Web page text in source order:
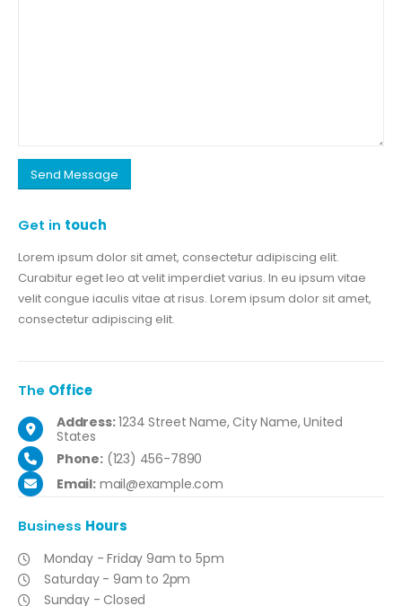
Get in touch
Lorem ipsum dolor sit amet, consectetur adipiscing elit.
Curabitur eget leo at velit imperdiet varius. In eu ipsum vitae
velit congue iaculis vitae at risus. Lorem ipsum dolor sit amet,
consectetur adipiscing elit.
The Office
Address:1234 Street Name, City Name, United
States
Phone:(123) 456-7890
Email:mail@example.com
Business Hours
Monday - Friday 9am to 5pm
Saturday - 9am to 2pm
Sunday - Closed